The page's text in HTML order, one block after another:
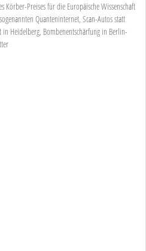
Körber-Preises für die Europäische Wissenschaft
Quanteninternet, Scan-Autos statt
Heidelberg, Bombenentschärfung in Berlin-